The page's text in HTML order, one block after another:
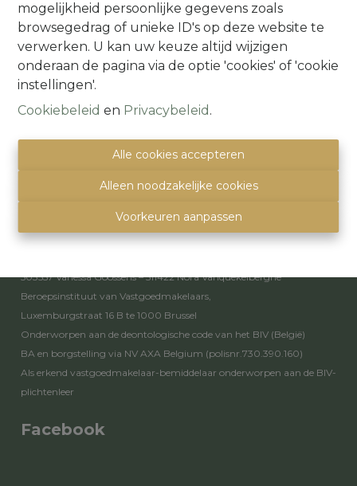
mogelijkheid persoonlijke gegevens zoals
browsegedrag of unieke ID's op deze website te
verwerken. U kan uw keuze altijd wijzigen
onderaan de pagina via de optie 'cookies' of 'cookie
instellingen'.
Cookiebeleid en Privacybeleid .
Alle cookies accepteren
Alleen noodzakelijke cookies
Voorkeuren aanpassen
Contact
Alsembergsesteenweg 259
1501 Halle (Buizingen)
(Parking naast de deur)
Privacy statement
Toezichthoudende autoriteit
503557 Vanessa Goossens – 511422 Nora Vanquekelberghe
Beroepsinstituut van Vastgoedmakelaars,
Luxemburgstraat 16 B te 1000 Brussel
Onderworpen aan de deontologische code van het BIV (België)
BA en borgstelling via NV AXA Belgium (polisnr.730.390.160)
Als erkend vastgoedmakelaar-bemiddelaar onderworpen aan de BIV-
plichtenleer
Facebook